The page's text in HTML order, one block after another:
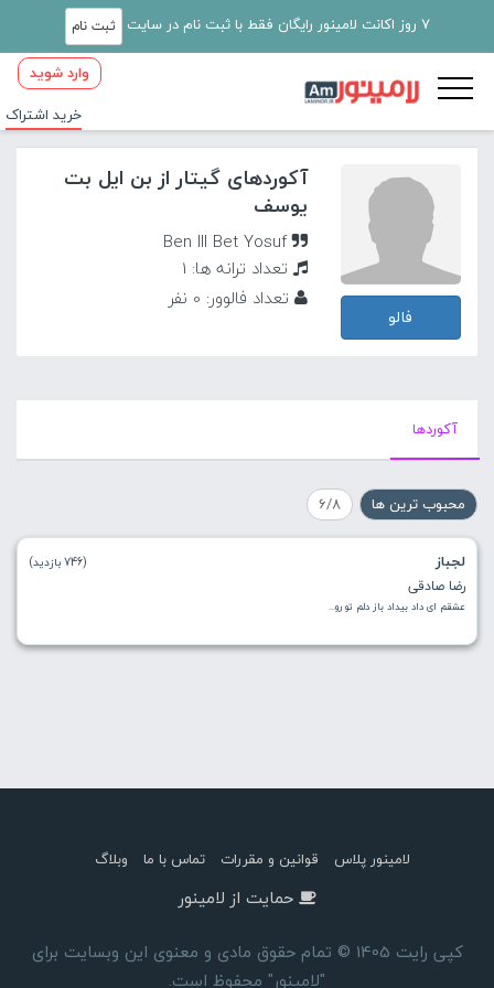
7 روز اکانت لامینور رایگان فقط با ثبت نام در سایت ثبت نام
وارد شوید
خرید اشتراک
فالو
آکوردهای گیتار از بن ایل بت
یوسف
Ben Ill Bet Yosuf
تعداد ترانه ها: 1
تعداد فالوور: 0 نفر
آکورد‌ها
محبوب ترین ها 6/8
لجباز
رضا صادقی
عشقم ای داد بیداد باز دلم تو رو...
(746 بازدید)
لامینور پلاس قوانین و مقررات تماس با ما وبلاگ
حمایت از لامینور
کپی رایت 1405 © تمام حقوق مادی و معنوی این وبسایت برای
"لامینور" محفوظ است.